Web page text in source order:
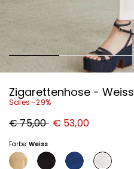
Zigarettenhose - Weiss
Sales -29%
Ursprünglicher
Preis
75,00
€ 75,00 Neuer
Preis
€ 53,00
Farbe:Weiss